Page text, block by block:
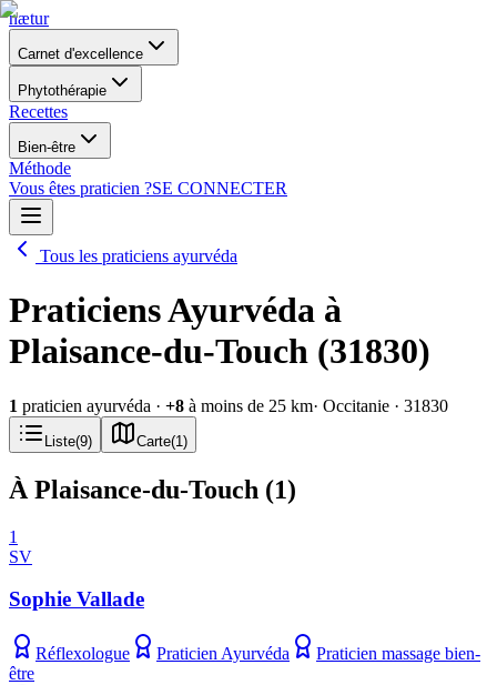
nætur
Carnet d'excellence
Phytothérapie
Recettes
Bien-être
Méthode
Vous êtes praticien ?SE CONNECTER
Tous les praticiens ayurvéda
Praticiens Ayurvéda à
Plaisance-du-Touch (31830)
1 praticien ayurvéda · +8 à moins de 25 km· Occitanie · 31830
Liste(9) Carte(1 )
À Plaisance-du-Touch (1)
1
SV
Sophie Vallade
Réflexologue Praticien Ayurvéda
Praticien massage bien-
être